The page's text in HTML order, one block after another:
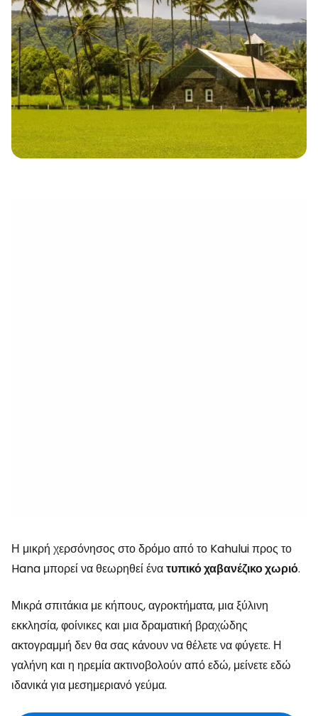
Η μικρή χερσόνησος στο δρόμο από το Kahului προς το
Hana μπορεί να θεωρηθεί ένατυπικό χαβανέζικο χωριό.
Μικρά σπιτάκια με κήπους, αγροκτήματα, μια ξύλινη
εκκλησία, φοίνικες και μια δραματική βραχώδης
ακτογραμμή δεν θα σας κάνουν να θέλετε να φύγετε. Η
γαλήνη και η ηρεμία ακτινοβολούν από εδώ, μείνετε εδώ
ιδανικά για μεσημεριανό γεύμα.